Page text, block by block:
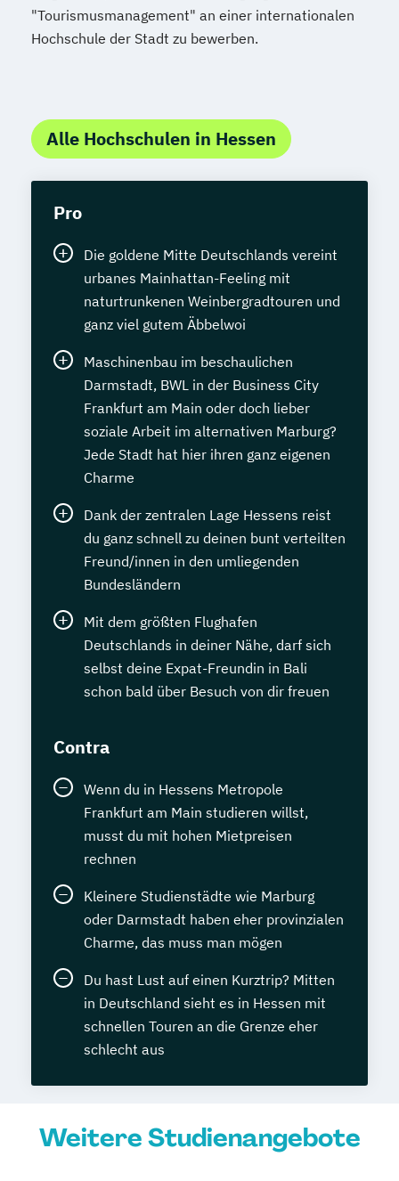
"Tourismusmanagement" an einer internationalen
Hochschule der Stadt zu bewerben.
Alle Hochschulen in Hessen
Pro
Die goldene Mitte Deutschlands vereint
urbanes Mainhattan-Feeling mit
naturtrunkenen Weinbergradtouren und
ganz viel gutem Äbbelwoi
Maschinenbau im beschaulichen
Darmstadt, BWL in der Business City
Frankfurt am Main oder doch lieber
soziale Arbeit im alternativen Marburg?
Jede Stadt hat hier ihren ganz eigenen
Charme
Dank der zentralen Lage Hessens reist
du ganz schnell zu deinen bunt verteilten
Freund/innen in den umliegenden
Bundesländern
Mit dem größten Flughafen
Deutschlands in deiner Nähe, darf sich
selbst deine Expat-Freundin in Bali
schon bald über Besuch von dir freuen
Contra
Wenn du in Hessens Metropole
Frankfurt am Main studieren willst,
musst du mit hohen Mietpreisen
rechnen
Kleinere Studienstädte wie Marburg
oder Darmstadt haben eher provinzialen
Charme, das muss man mögen
Du hast Lust auf einen Kurztrip? Mitten
in Deutschland sieht es in Hessen mit
schnellen Touren an die Grenze eher
schlecht aus
Weitere Studienangebote